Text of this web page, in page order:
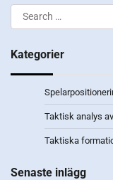
Search
for:
Kategorier
Taktisk analys
Taktiska
Senaste inlägg